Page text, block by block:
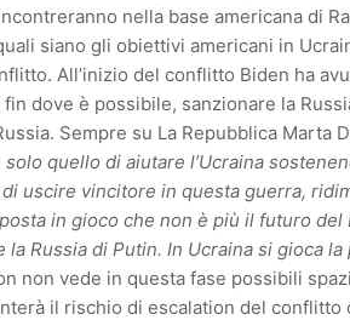
nella base americana di
siano gli obiettivi americani in
All’inizio del conflitto Biden ha
dove è possibile, sanzionare la
Sempre su La Repubblica Marta
quello di aiutare l’Ucraina
uscire vincitore in questa guerra,
in gioco che non è più il futuro del
Russia di Putin. In Ucraina si gioca la
non vede in questa fase possibili
il rischio di escalation del conflitto